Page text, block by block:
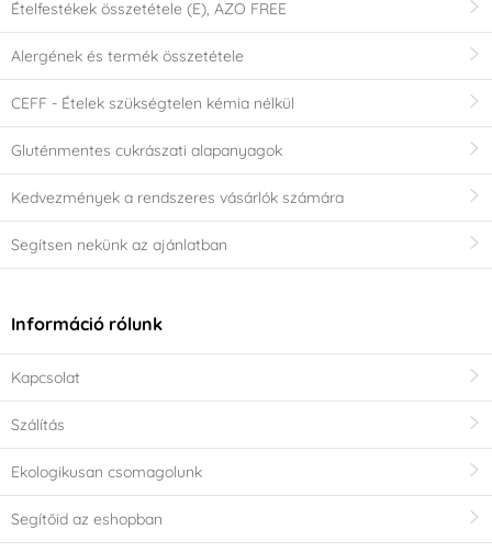
Ételfestékek összetétele (E), AZO FREE
Alergének és termék összetétele
CEFF - Ételek szükségtelen kémia nélkül
Gluténmentes cukrászati alapanyagok
Kedvezmények a rendszeres vásárlók számára
Segítsen nekünk az ajánlatban
Információ rólunk
Kapcsolat
Szálítás
Ekologikusan csomagolunk
Segítőid az eshopban